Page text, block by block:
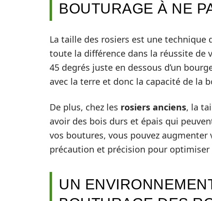
BOUTURAGE À NE
La taille des rosiers est une
toute la différence dans la réussite de
45 degrés juste en dessous d’un
avec la terre et donc la capacité de la
De plus, chez les rosiers anciens, la
avoir des bois durs et épais qui
vos boutures, vous pouvez augmenter
précaution et précision pour
UN